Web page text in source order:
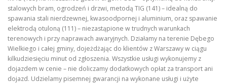
stalowych bram, ogrodzeń i drzwi, metodą TIG (141) – idealną do
spawania stali nierdzewnej, kwasoodpornej i aluminium, oraz spawanie
elektrodą otuloną (111) – niezastąpione w trudnych warunkach
terenowych i przy naprawach awaryjnych. Działamy na terenie Dębego
Wielkiego i całej gminy, dojeżdżając do klientów z Warszawy w ciągu
kilkudziesięciu minut od zgłoszenia. Wszystkie usługi wykonujemy z
dojazdem w cenie – nie doliczamy dodatkowych opłat za transport ani
dojazd. Udzielamy pisemnej gwarancji na wykonane usługi i użyte